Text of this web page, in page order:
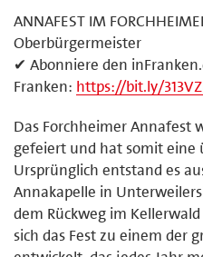
ANNAFEST IM
Oberbürgermeister
✔ Abonniere den
Franken: https://bit.ly/
Das Forchheimer Annafest
gefeiert und hat somit eine
Ursprünglich entstand es
Annakapelle in
dem Rückweg im
sich das Fest zu einem der